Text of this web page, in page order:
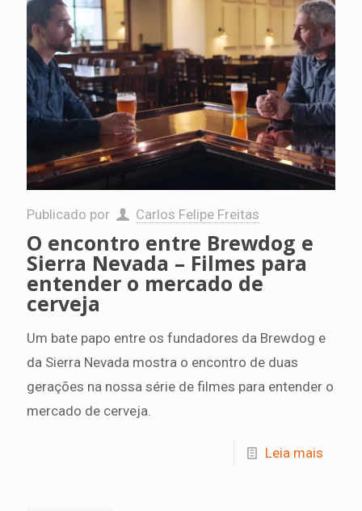
Publicado por Carlos Felipe Freitas
O encontro entre Brewdog e
Sierra Nevada – Filmes para
entender o mercado de
cerveja
Um bate papo entre os fundadores da Brewdog e
da Sierra Nevada mostra o encontro de duas
gerações na nossa série de filmes para entender o
mercado de cerveja.
Leia mais